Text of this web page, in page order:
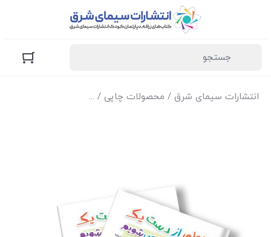
انتشارات سیمای شرق / محصولات چاپی / کتاب‌های زرافه (کودک